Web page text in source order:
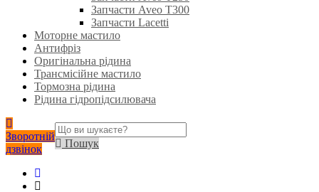
Запчасти Aveo T300
Запчасти Lacetti
Моторне мастило
Антифріз
Оригінальна рідина
Трансмісійне мастило
Тормозна рідина
Рідина гідропідсилювача
Зворотній
дзвінок
Пошук